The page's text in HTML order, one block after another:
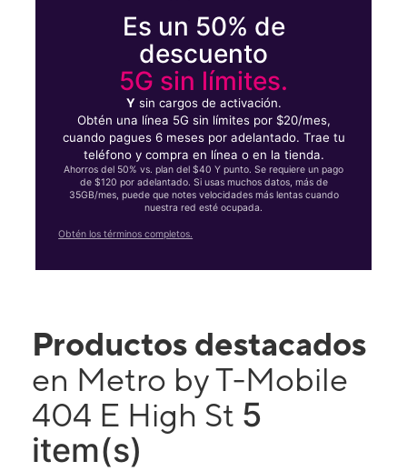
Es un 50% de
descuento
5G sin límites.
Ysin cargos de activación.
Obtén una línea 5G sin límites por $20/mes,
cuando pagues 6 meses por adelantado. Trae tu
teléfono y compra en línea o en la tienda.
Ahorros del 50% vs. plan del $40 Y punto. Se requiere un pago
de $120 por adelantado. Si usas muchos datos, más de
35GB/mes, puede que notes velocidades más lentas cuando
nuestra red esté ocupada.
Obtén los términos completos.
Productos destacados
en Metro by T-Mobile
404 E High St 5
item(s)